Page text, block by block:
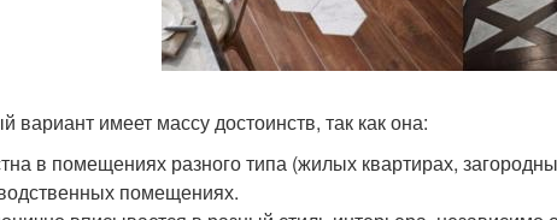
вариант имеет массу достоинств, так как она:
в помещениях разного типа (жилых квартирах,
помещениях.